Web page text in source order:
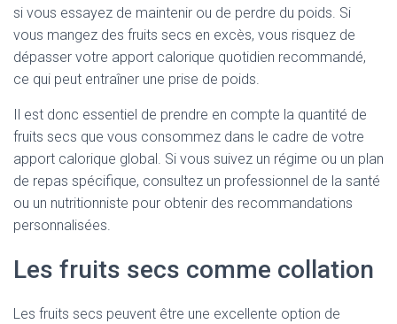
si vous essayez de maintenir ou de perdre du poids. Si
vous mangez des fruits secs en excès, vous risquez de
dépasser votre apport calorique quotidien recommandé,
ce qui peut entraîner une prise de poids.
Il est donc essentiel de prendre en compte la quantité de
fruits secs que vous consommez dans le cadre de votre
apport calorique global. Si vous suivez un régime ou un plan
de repas spécifique, consultez un professionnel de la santé
ou un nutritionniste pour obtenir des recommandations
personnalisées.
Les fruits secs comme collation
Les fruits secs peuvent être une excellente option de